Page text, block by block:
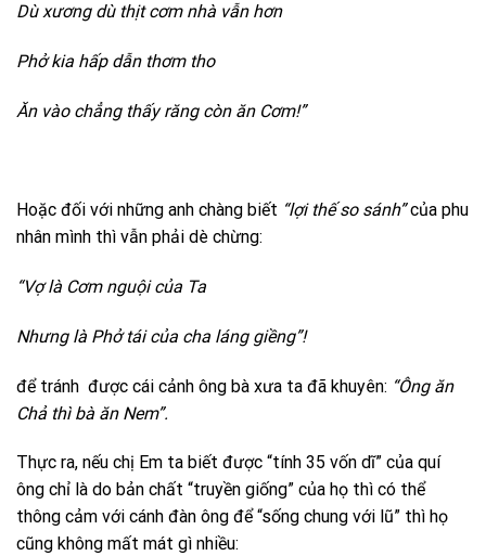
Dù xương dù thịt cơm nhà vẫn hơn
Phở kia hấp dẫn thơm tho
Ăn vào chẳng thấy răng còn ăn Cơm!”
Hoặc đối với những anh chàng biết “lợi thế so sánh”của phu
nhân mình thì vẫn phải dè chừng:
“Vợ là Cơm nguội của Ta
Nhưng là Phở tái của cha láng giềng”!
để tránh được cái cảnh ông bà xưa ta đã khuyên: “Ông ăn
Chả thì bà ăn Nem”.
Thực ra, nếu chị Em ta biết được “tính 35 vốn dĩ” của quí
ông chỉ là do bản chất “truyền giống” của họ thì có thể
thông cảm với cánh đàn ông để “sống chung với lũ” thì họ
cũng không mất mát gì nhiều: